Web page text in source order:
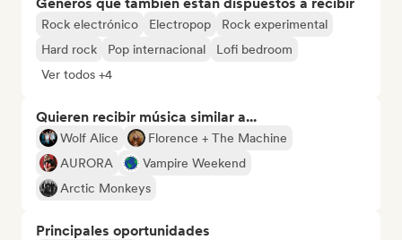
Rock electrónico Electropop
Rock experimental
Hard rock
Pop internacional
Lofi bedroom
Ver todos +4
Quieren recibir música similar a...
Wolf Alice
Florence + The Machine
AURORA
Vampire Weekend
Arctic Monkeys
Principales oportunidades